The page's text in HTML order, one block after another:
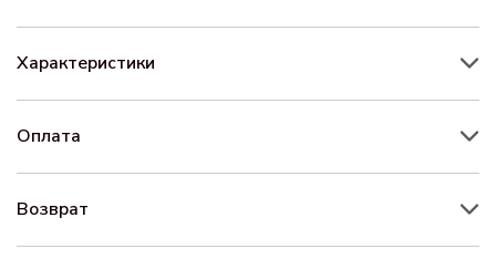
Характеристики
Оплата
Возврат